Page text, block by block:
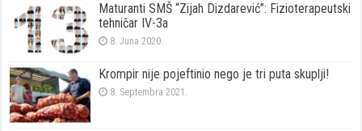
Maturanti SMŠ “Zijah Dizdarević”: Fizioterapeutski
tehničar IV-3a
8. Juna 2020.
Krompir nije pojeftinio nego je tri puta skuplji!
8. Septembra 2021.